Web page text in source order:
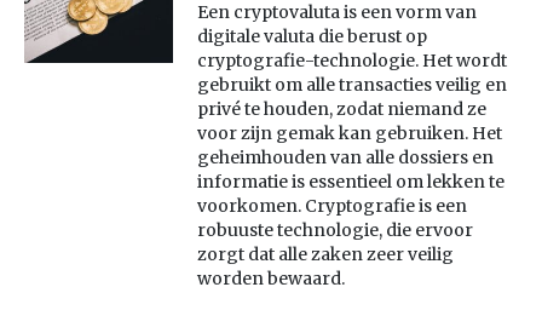
Een cryptovaluta is een vorm van
digitale valuta die berust op
cryptografie-technologie. Het wordt
gebruikt om alle transacties veilig en
privé te houden, zodat niemand ze
voor zijn gemak kan gebruiken. Het
geheimhouden van alle dossiers en
informatie is essentieel om lekken te
voorkomen. Cryptografie is een
robuuste technologie, die ervoor
zorgt dat alle zaken zeer veilig
worden bewaard.